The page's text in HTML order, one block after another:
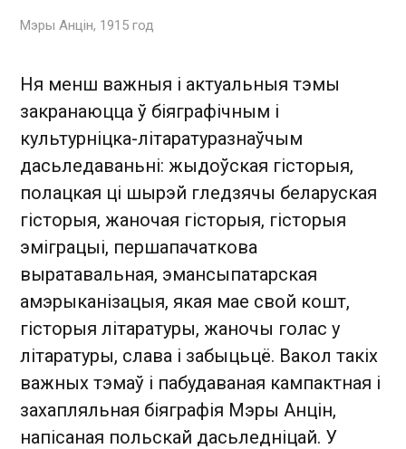
Мэры Анцін, 1915 год
Ня менш важныя і актуальныя тэмы
закранаюцца ў біяграфічным і
культурніцка-літаратуразнаўчым
дасьледаваньні: жыдоўская гісторыя,
полацкая ці шырэй гледзячы беларуская
гісторыя, жаночая гісторыя, гісторыя
эміграцыі, першапачаткова
выратавальная, эмансыпатарская
амэрыканізацыя, якая мае свой кошт,
гісторыя літаратуры, жаночы голас у
літаратуры, слава і забыцьцё. Вакол такіх
важных тэмаў і пабудаваная кампактная і
захапляльная біяграфія Мэры Анцін,
напісаная польскай дасьледніцай. У